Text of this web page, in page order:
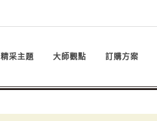
精采主題 大師觀點 訂購方案